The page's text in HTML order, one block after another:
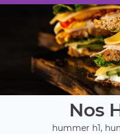
Nos
hummer h1,